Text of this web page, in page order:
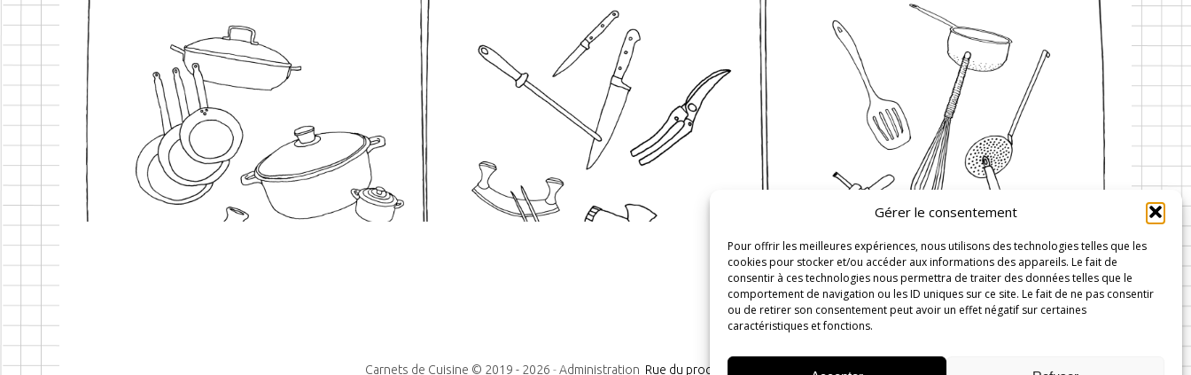
Gérer le consentement
Pour offrir les meilleures expériences, nous utilisons des technologies telles que les
cookies pour stocker et/ou accéder aux informations des appareils. Le fait de
consentir à ces technologies nous permettra de traiter des données telles que le
comportement de navigation ou les ID uniques sur ce site. Le fait de ne pas consentir
ou de retirer son consentement peut avoir un effet négatif sur certaines
caractéristiques et fonctions.
Carnets de Cuisine © 2019 - 2026 -Administration Rue du progrès n°7, 1300 Wavre